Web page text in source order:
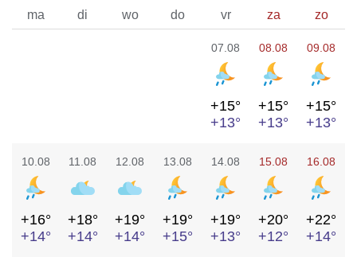
ma di wo do vr za zo
07.08
+15°
+13°
08.08
+15°
+13°
09.08
+15°
+13°
10.08
+16°
+14°
11.08
+18°
+14°
12.08
+19°
+14°
13.08
+19°
+15°
14.08
+19°
+13°
15.08
+20°
+12°
16.08
+22°
+14°